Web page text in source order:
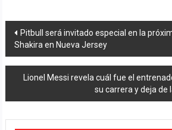
Navegación
de
entradas
Pitbull será invitado especial en la
Shakira en Nueva Jersey
Lionel Messi revela cuál fue el
su carrera y deja de